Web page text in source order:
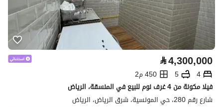
⃁4,300,000
4
5
450 م2
فيلا مكونة من 4 غرف نوم للبيع في المنسقة، الرياض
شارع رقم 280، حي المونسية، شرق الرياض، الرياض